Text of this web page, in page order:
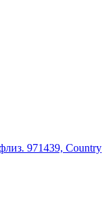
971439, Country